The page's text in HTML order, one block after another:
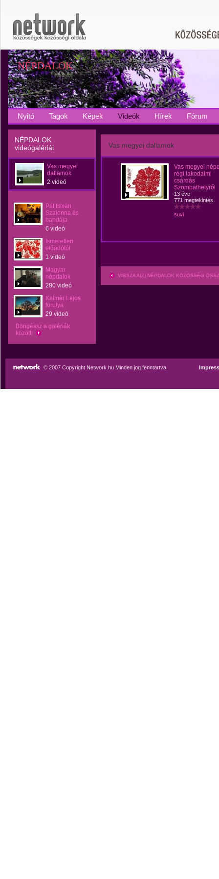
NÉPDALOK
Nyitó Tagok Képek Videók Hírek Fórum
NÉPDALOK
videógalériái
Vas megyei
dallamok
2 videó
Pál István
Szalonna és
bandája
6 videó
Ismeretlen
előadótól
1 videó
Magyar
népdalok
280 videó
Kalmár Lajos
furulya
29 videó
Böngéssz a galériák
között!
Vas megyei dallamok
Vas megyei
régi lakodalmi
csárdás
Szombathelyről
13 éve
771 megtekintés
suvi
VISSZA A(Z) NÉPDALOK KÖZÖSSÉG
© 2007 Copyright Network.hu Minden jog fenntartva.